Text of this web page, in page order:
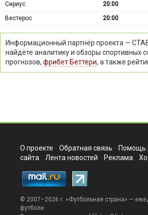
Сириус 20:00
Вестерос
20:00
Информационный партнёр проекта —
найдёте аналитику и обзоры спортивных
прогнозов, фрибет Беттери, а также
О проекте Обратная связь
Помощь
сайта
Лента новостей Реклама
© 2007–2026 г. «Футбольная страна» —
футболе